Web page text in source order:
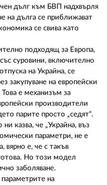
дълг към БВП надхвърля
на дълга се приближават
се свива като
подходящ за Европа,
суровини, включително
на Украйна, се
закупуване на европейски
е механизъм за
производители
парите просто „седят“.
казва, че „Украйна, въз
параметри, не е
вярно е, че с такъв
Но този модел
заболяване.
на